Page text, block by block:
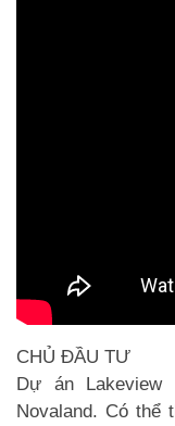
CHỦ ĐẦU TƯ
Dự án Lakeview
Novaland. Có thể